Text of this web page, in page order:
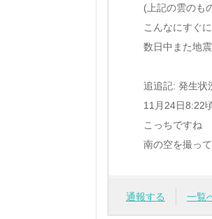
(上記の雲のも
こんなにすぐ
数日中また地
追追記: 発生状
11月24日
こっちですね
南の空を撮っ
通報する 一覧